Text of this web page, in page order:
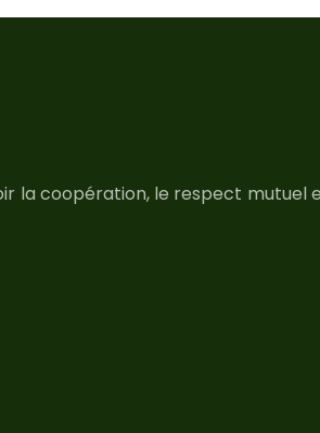
la coopération, le respect mutuel